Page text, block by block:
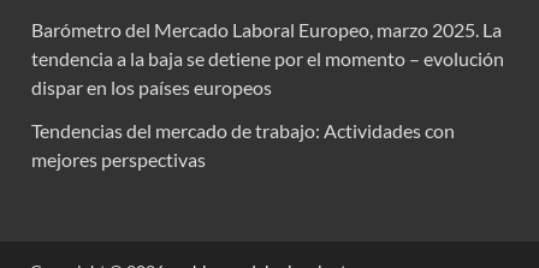
Barómetro del Mercado Laboral Europeo, marzo 2025. La
tendencia a la baja se detiene por el momento – evolución
dispar en los países europeos
Tendencias del mercado de trabajo: Actividades con
mejores perspectivas